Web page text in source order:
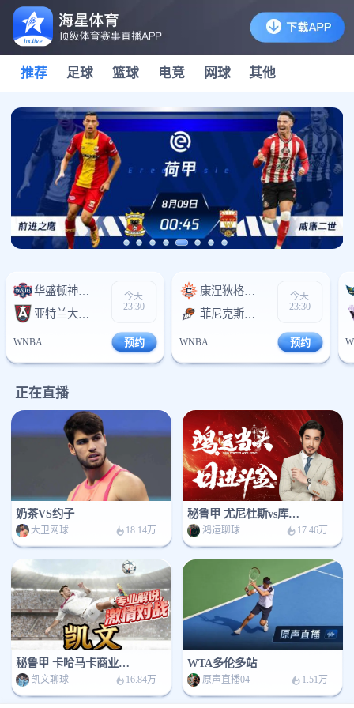
推荐 足球 篮球 电竞 网球 其他
0
0
WNBA 预约
今天
23:30
0
0
WNBA 预约
今天
23:30
正在直播
奶茶VS约子
大卫网球 18.14万
秘鲁甲 尤尼杜斯vs库斯科
鸿运聊球 17.46万
秘鲁甲 卡哈马卡商业联vs库斯科
凯文聊球 16.84万
WTA多伦多站
原声直播04 1.51万